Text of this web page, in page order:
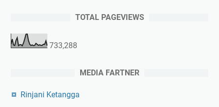
TOTAL PAGEVIEWS
733,288
MEDIA FARTNER
Rinjani Ketangga